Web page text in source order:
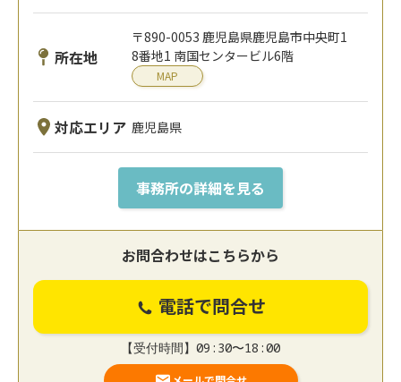
所在地
〒890-0053 鹿児島県鹿児島市中央町1
8番地1 南国センタービル6階
MAP
対応エリア 鹿児島県
事務所の詳細を見る
お問合わせはこちらから
電話で問合せ
【受付時間】09:30〜18:00